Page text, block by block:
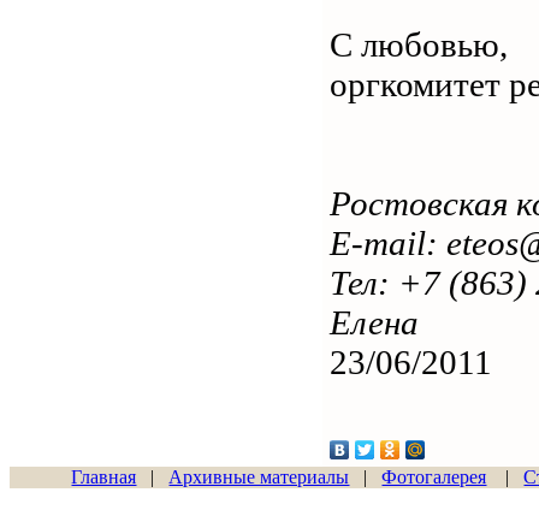
С любовью,
оргкомитет
Ростовская
E-mail:
Тел: +7 (863)
Елена
23/06/2011
Главная | Архивные материалы |Фотогалерея |